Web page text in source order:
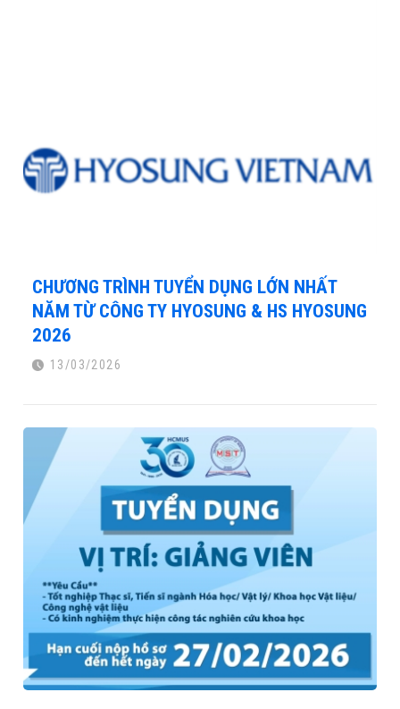
CHƯƠNG TRÌNH TUYỂN DỤNG LỚN NHẤT
NĂM TỪ CÔNG TY HYOSUNG & HS HYOSUNG
2026
13/03/2026